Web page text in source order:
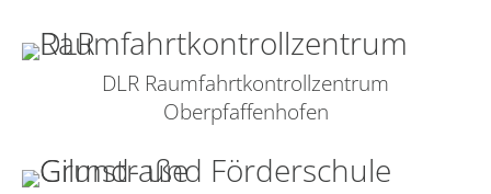
DLR Raumfahrtkontrollzentrum
Oberpfaffenhofen